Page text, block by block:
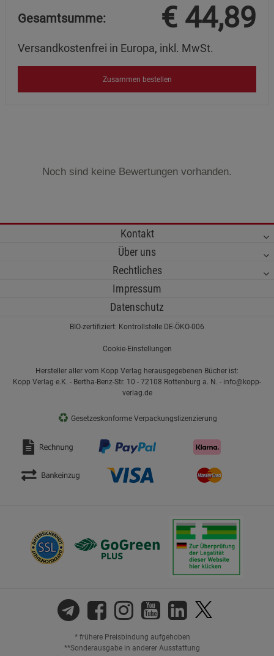
Gesamtsumme: € 44,89
Versandkostenfrei in Europa, inkl. MwSt.
Zusammen bestellen
Noch sind keine Bewertungen vorhanden.
Kontakt
Über uns
Rechtliches
Impressum
Datenschutz
BIO-zertifiziert: Kontrollstelle DE-ÖKO-006
Cookie-Einstellungen
Hersteller aller vom Kopp Verlag herausgegebenen Bücher ist:
Kopp Verlag e.K. - Bertha-Benz-Str. 10 - 72108 Rottenburg a. N. - info@kopp-
verlag.de
♻ Gesetzeskonforme Verpackungslizenzierung
* frühere Preisbindung aufgehoben
**Sonderausgabe in anderer Ausstattung